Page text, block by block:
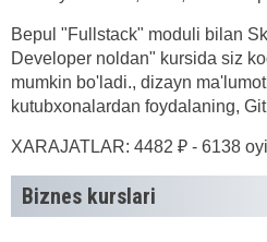
Bepul "Fullstack" moduli bilan
Developer noldan" kursida siz
mumkin bo'ladi., dizayn
kutubxonalardan foydalaning,
XARAJATLAR: 4482 ₽ - 6138
Biznes kurslari